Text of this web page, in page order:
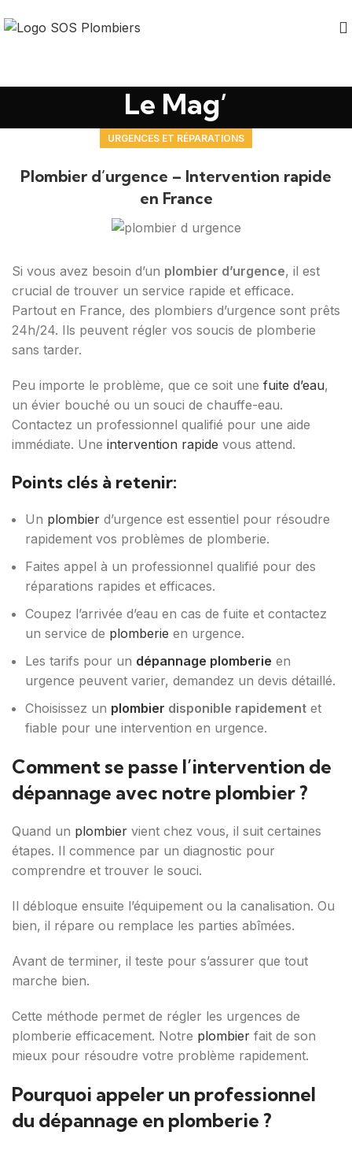
Le Mag’
URGENCES ET RÉPARATIONS
Plombier d’urgence – Intervention rapide
en France
Si vous avez besoin d’un plombier d’urgence, il est
crucial de trouver un service rapide et efficace.
Partout en France, des plombiers d’urgence sont prêts
24h/24. Ils peuvent régler vos soucis de plomberie
sans tarder.
Peu importe le problème, que ce soit une fuite d’eau,
un évier bouché ou un souci de chauffe-eau.
Contactez un professionnel qualifié pour une aide
immédiate. Une intervention rapide vous attend.
Points clés à retenir:
Un plombier d’urgence est essentiel pour résoudre
rapidement vos problèmes de plomberie.
Faites appel à un professionnel qualifié pour des
réparations rapides et efficaces.
Coupez l’arrivée d’eau en cas de fuite et contactez
un service de plomberie en urgence.
Les tarifs pour un dépannage plomberie en
urgence peuvent varier, demandez un devis détaillé.
Choisissez un plombier disponible rapidement et
fiable pour une intervention en urgence.
Comment se passe l’intervention de
dépannage avec notre plombier ?
Quand un plombier vient chez vous, il suit certaines
étapes. Il commence par un diagnostic pour
comprendre et trouver le souci.
Il débloque ensuite l’équipement ou la canalisation. Ou
bien, il répare ou remplace les parties abîmées.
Avant de terminer, il teste pour s’assurer que tout
marche bien.
Cette méthode permet de régler les urgences de
plomberie efficacement. Notre plombier fait de son
mieux pour résoudre votre problème rapidement.
Pourquoi appeler un professionnel
du dépannage en plomberie ?